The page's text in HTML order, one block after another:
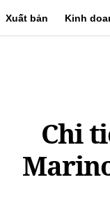
Xuất bản Kinh
Chi